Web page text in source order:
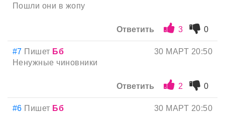
Пошли они в жопу
Ответить 3 0
#7 Пишет Бб
30 МАРТ 20:50
Ненужные чиновники
Ответить 2 0
#6 Пишет Бб
30 МАРТ 20:50